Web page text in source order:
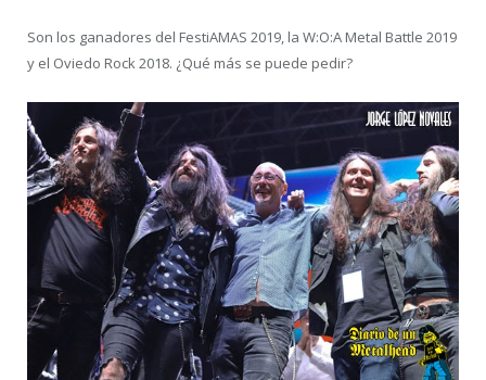
Son los ganadores del FestiAMAS 2019, la W:O:A Metal Battle 2019
y el Oviedo Rock 2018. ¿Qué más se puede pedir?